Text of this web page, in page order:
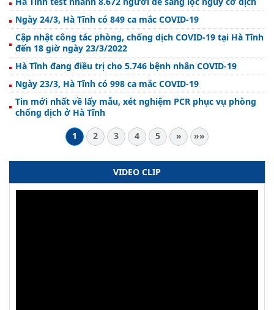
Ngày 24/3, Hà Tĩnh có 849 ca mắc COVID-19
Cập nhật công tác phòng, chống dịch COVID-19 tại Hà Tĩnh
đến 18 giờ ngày 23/3/2022
Hà Tĩnh đang điều trị cho 5.746 bệnh nhân COVID-19
Ngày 23/3, Hà Tĩnh có 998 ca mắc COVID-19
Tin mới nhất về lấy mẫu, xét nghiệm PCR phục vụ phòng
chống dịch ở Hà Tĩnh
1
2 3 4 5 » »»
VIDEO CLIP